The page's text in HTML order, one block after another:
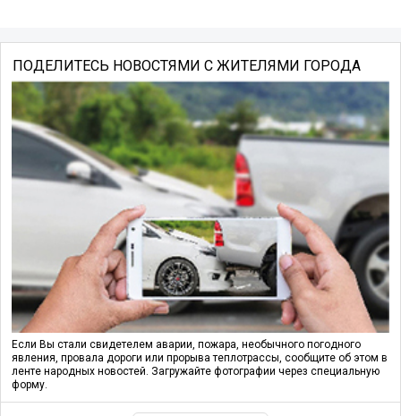
ПОДЕЛИТЕСЬ НОВОСТЯМИ С ЖИТЕЛЯМИ ГОРОДА
Если Вы стали свидетелем аварии, пожара, необычного погодного
явления, провала дороги или прорыва теплотрассы, сообщите об этом в
ленте народных новостей. Загружайте фотографии через специальную
форму.